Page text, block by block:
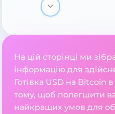
На цій сторінці ми
інформацію для
Готівка USD на Bitcoin
тому, щоб полегшити
найкращих умов для